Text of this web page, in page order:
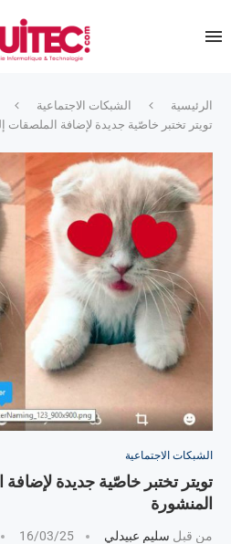
الرئيسية
الشبكات الاجتماعية
تويتر تختبر خاصّية جديدة لإضافة الملصقات
الشبكات الاجتماعية
تويتر تختبر خاصّية جديدة
المنشورة
من قبل سليم عبيدلي 16/03/25